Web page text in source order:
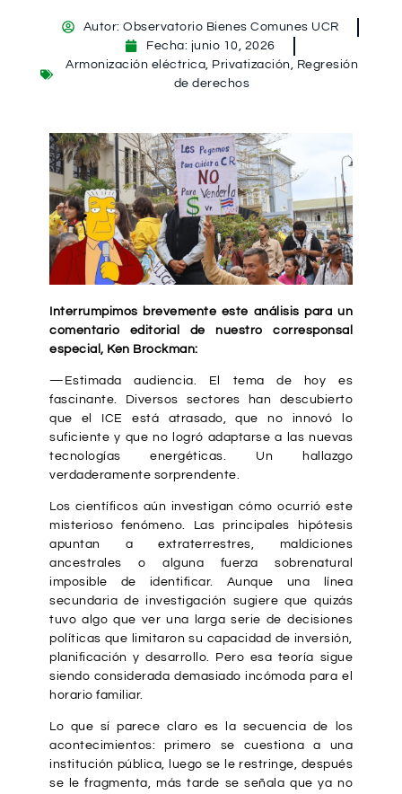
Autor: Observatorio Bienes Comunes UCR
Fecha: junio 10, 2026
Armonización eléctrica Privatización
Regresión
de derechos
Interrumpimos brevemente este análisis para un
comentario editorial de nuestro corresponsal
especial, Ken Brockman:
—Estimada audiencia. El tema de hoy es
fascinante. Diversos sectores han descubierto
que el ICE está atrasado, que no innovó lo
suficiente y que no logró adaptarse a las nuevas
tecnologías energéticas. Un hallazgo
verdaderamente sorprendente.
Los científicos aún investigan cómo ocurrió este
misterioso fenómeno. Las principales hipótesis
apuntan a extraterrestres, maldiciones
ancestrales o alguna fuerza sobrenatural
imposible de identificar. Aunque una línea
secundaria de investigación sugiere que quizás
tuvo algo que ver una larga serie de decisiones
políticas que limitaron su capacidad de inversión,
planificación y desarrollo. Pero esa teoría sigue
siendo considerada demasiado incómoda para el
horario familiar.
Lo que sí parece claro es la secuencia de los
acontecimientos: primero se cuestiona a una
institución pública, luego se le restringe, después
se le fragmenta, más tarde se señala que ya no